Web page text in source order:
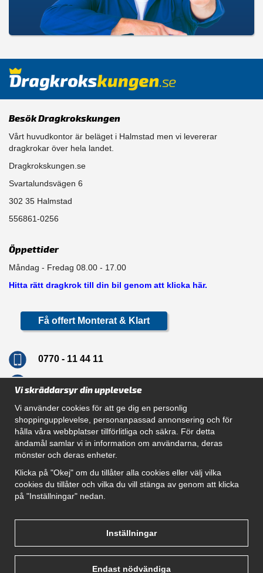
Besök Dragkrokskungen
Vårt huvudkontor är beläget i Halmstad men vi levererar
dragkrokar över hela landet.
Dragkrokskungen.se
Svartalundsvägen 6
302 35 Halmstad
556861-0256
Öppettider
Måndag - Fredag 08.00 - 17.00
Hitta rätt dragkrok till din bil genom att klicka här.
Få offert Monterat & Klart
0770 - 11 44 11
Navigation
Hur beställer jag
Gör Det Själv Paket
Montera dragkrok
SUPPORT
Villkor
Vi skräddarsyr din upplevelse
Vi använder cookies för att ge dig en personlig
shoppingupplevelse, personanpassad annonsering och för
hålla våra webbplatser tillförlitliga och säkra. För detta
ändamål samlar vi in information om användarna, deras
mönster och deras enheter.
Klicka på "Okej" om du tillåter alla cookies eller välj vilka
cookies du tillåter och vilka du vill stänga av genom att klicka
på "Inställningar" nedan.
Inställningar
Endast nödvändiga